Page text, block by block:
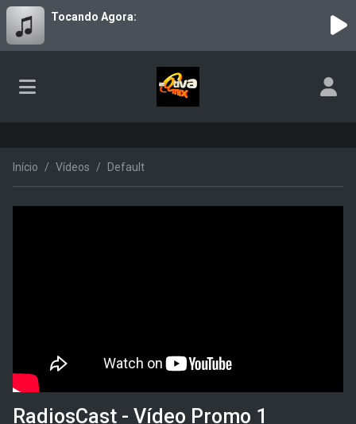
Tocando Agora:
Início Vídeos Default
RadiosCast - Vídeo Promo 1